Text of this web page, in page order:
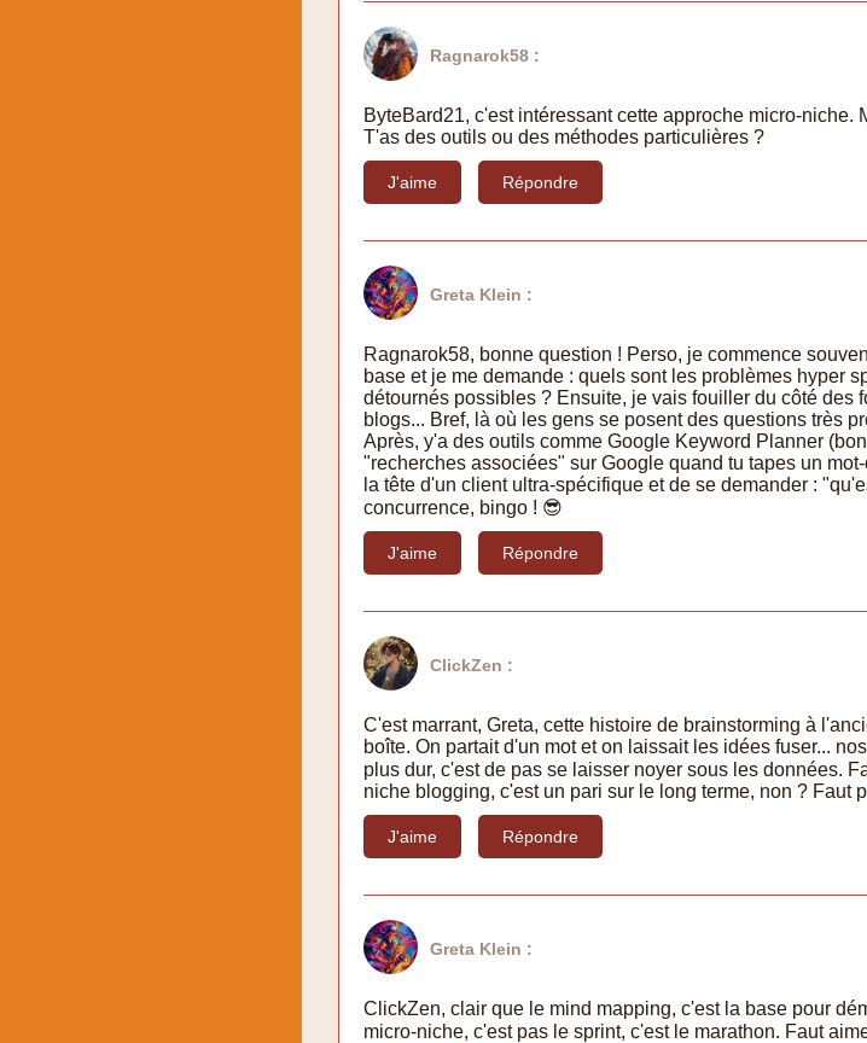
Ragnarok58 :
ByteBard21, c'est intéressant cette approche micro-
T'as des outils ou des méthodes particulières ?
J'aime Répondre
Greta Klein :
Ragnarok58, bonne question ! Perso, je commence
base et je me demande : quels sont les problèmes hyper
détournés possibles ? Ensuite, je vais fouiller du côté
blogs... Bref, là où les gens se posent des questions très
Après, y'a des outils comme Google Keyword Planner
"recherches associées" sur Google quand tu tapes un
la tête d'un client ultra-spécifique et de se demander :
concurrence, bingo ! 😎
J'aime Répondre
ClickZen :
C'est marrant, Greta, cette histoire de brainstorming à
boîte. On partait d'un mot et on laissait les idées fuser...
plus dur, c'est de pas se laisser noyer sous les données.
niche blogging, c'est un pari sur le long terme, non ? Faut
J'aime Répondre
Greta Klein :
ClickZen, clair que le mind mapping, c'est la base pour
micro-niche, c'est pas le sprint, c'est le marathon. Faut